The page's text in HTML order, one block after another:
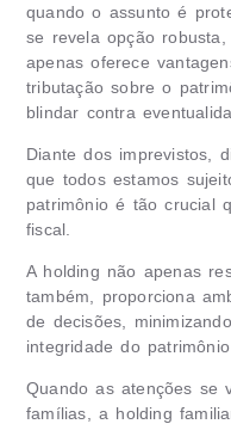
quando o assunto é
se revela opção
apenas oferece
tributação sobre o
blindar contra
Diante dos imprevistos,
que todos estamos
patrimônio é tão crucial
fiscal.
A holding não apenas
também, proporciona
de decisões,
integridade do
Quando as atenções se
famílias, a holding